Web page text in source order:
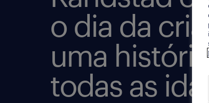
o dia da
uma
todas as